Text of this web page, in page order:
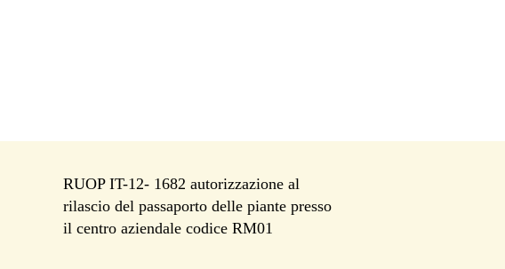
RUOP IT-12- 1682 autorizzazione al
rilascio del passaporto delle piante presso
il centro aziendale codice RM01